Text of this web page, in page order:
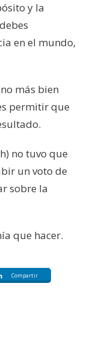
y la
en el mundo,
más bien
permitir que
no tuvo que
un voto de
sobre la
que hacer.
Compartir